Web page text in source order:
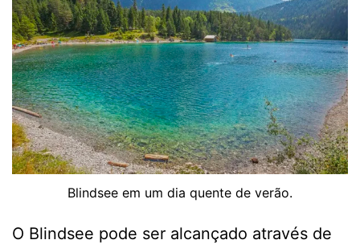
Blindsee em um dia quente de verão.
O Blindsee pode ser alcançado através de